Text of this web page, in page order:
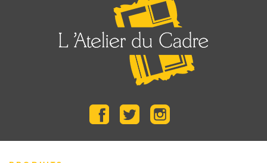
FacebookTwitter Instagram